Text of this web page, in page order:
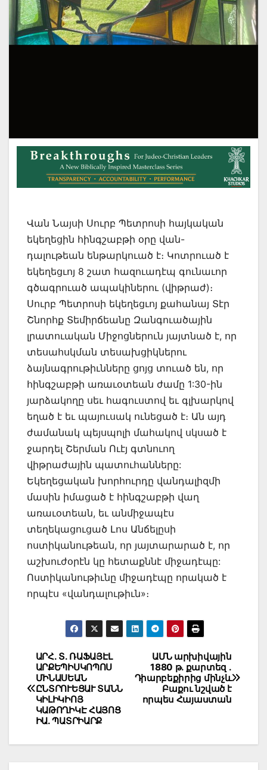
Վան Նայսի Սուրբ Պետրոսի հայկական
եկեղեցին հինգշաբթի օրը վան-
դալութեան ենթարկուած է։ Կոտրուած է
եկեղեցւոյ 8 շատ հազուադէպ գունաւոր
գծագրուած ապակիներու (վիթրաժ)։
Սուրբ Պետրոսի եկեղեցւոյ քահանայ Տէր
Շնորհք Տեմիրճեանը Զանգուածային
լրատուական Միջոցներուն յայտնած է, որ
տեսահսկման տեսախցիկներու
ձայնագրութիւնները ցոյց տուած են, որ
հինգշաբթի առաւօտեան ժամը 1:30-ին
յարձակողը սեւ հագուստով եւ գլխարկով
եղած է եւ պայուսակ ունեցած է։ Ան այդ
ժամանակ պեյսպոլի մահակով սկսած է
ջարդել Շերման Ուէյ գտնուող
վիթրաժային պատուհանները:
Եկեղեցական խորհուրդը վանդալիզմի
մասին իմացած է հինգշաբթի վաղ
առաւօտեան, եւ անմիջապէս
տեղեկացուցած Լոս Անճելըսի
ոստիկանութեան, որ յայտարարած է, որ
աշխուժօրէն կը հետաքննէ միջադէպը:
Ոստիկանութիւնը միջադէպը որակած է
որպէս «վանդալութիւն»։
Post
navigation
ԱՄՆ արխիվային
1880 թ. քարտեզ .
Դիարբեքիրից մինչև
Բաքու նշված է
որպես Հայաստան
ԱՐՀ. Տ. ՌԱՖԱՅԷԼ
ԱՐՔԵՊԻՍԿՈՊՈՍ
ՄԻՆԱՍԵԱՆ
ԸՆՏՐՈՒԵՑԱՒ ՏԱՆՆ
ԿԻԼԻԿԻՈՅ
ԿԱԹՈՂԻԿԷ ՀԱՅՈՑ
ԻԱ. ՊԱՏՐԻԱՐՔ